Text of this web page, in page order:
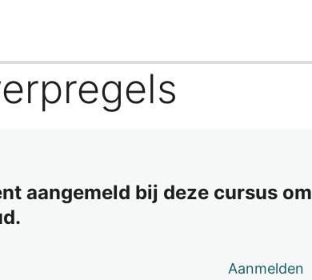
aangemeld bij deze cursus om
Aanmelden